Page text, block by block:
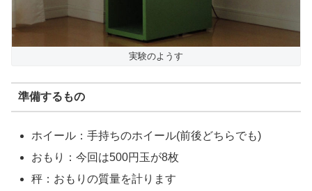
実験のようす
準備するもの
ホイール：手持ちのホイール(前後どちらでも)
おもり：今回は500円玉が8枚
秤：おもりの質量を計ります